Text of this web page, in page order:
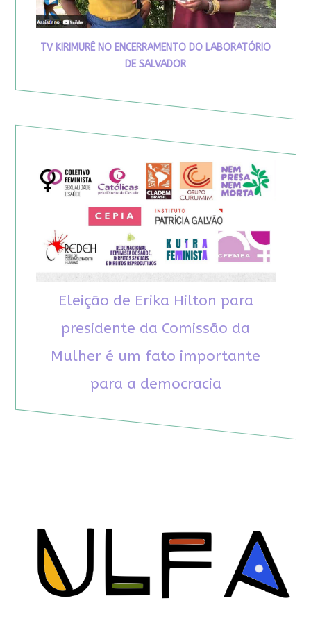
TV KIRIMURÊ NO ENCERRAMENTO DO LABORATÓRIO
DE SALVADOR
Eleição de Erika Hilton para
presidente da Comissão da
Mulher é um fato importante
para a democracia